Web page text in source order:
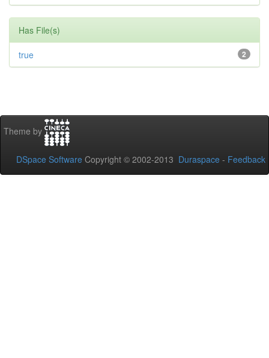
Has File(s)
2
true
Theme by
DSpace Software Copyright © 2002-2013 Duraspace - Feedback